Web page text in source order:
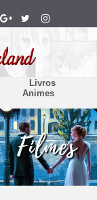
Livros
Animes